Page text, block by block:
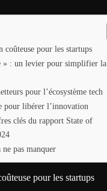
coûteuse pour les startups
» : un levier pour simplifier la
pour l’écosystème tech
pour libérer l’innovation
clés du rapport State of
pas manquer
pour les startups